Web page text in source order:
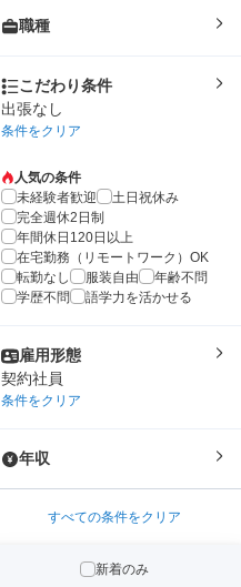
職種
こだわり条件
出張なし
条件をクリア
人気の条件
未経験者歓迎
土日祝休み
完全週休2日制
年間休日120日以上
在宅勤務（リモートワーク）OK
転勤なし
服装自由
年齢不問
学歴不問
語学力を活かせる
雇用形態
契約社員
条件をクリア
年収
すべての条件をクリア
新着のみ